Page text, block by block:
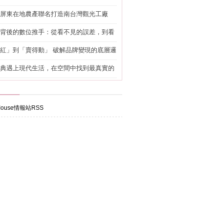
東在地農產聯名打造南台灣觀光工廠
後的數位推手：從看不見的誤差，到看
」到「賣得動」 破解品牌變現的底層邏
遇上現代生活，在空間中找到最真實的
情報站RSS